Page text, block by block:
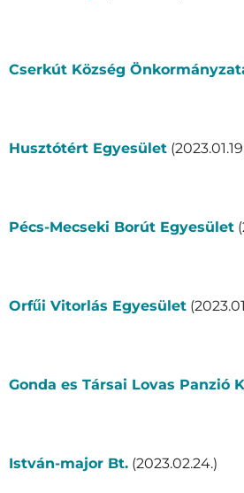
Cserkút Község
Husztótért Egyesület
Pécs-Mecseki Borút Egyesület
Orfűi Vitorlás Egyesület
Gonda es Társai Lovas Panzió
István-major Bt. (2023.02.24.)